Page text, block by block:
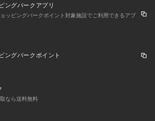
やすく着やすい、
着たくなるくらいファッショナブル。
ングパークアプリ
ッピングパークポイント対象施設でご利用できるアプ
ングパークポイント
なら送料無料